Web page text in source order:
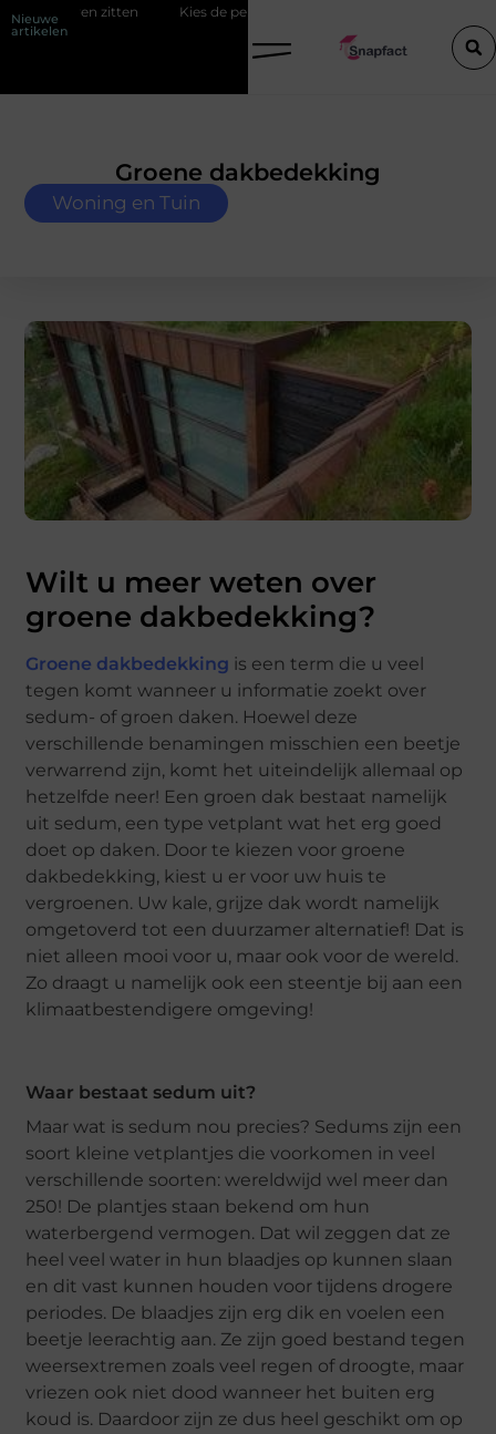
Nieuwe
artikelen
Kies de perfecte tussenjas voor heren
Groene dakbedekking
Woning en Tuin
Wilt u meer weten over
groene dakbedekking?
Groene dakbedekking is een term die u veel
tegen komt wanneer u informatie zoekt over
sedum- of groen daken. Hoewel deze
verschillende benamingen misschien een beetje
verwarrend zijn, komt het uiteindelijk allemaal op
hetzelfde neer! Een groen dak bestaat namelijk
uit sedum, een type vetplant wat het erg goed
doet op daken. Door te kiezen voor groene
dakbedekking, kiest u er voor uw huis te
vergroenen. Uw kale, grijze dak wordt namelijk
omgetoverd tot een duurzamer alternatief! Dat is
niet alleen mooi voor u, maar ook voor de wereld.
Zo draagt u namelijk ook een steentje bij aan een
klimaatbestendigere omgeving!
Waar bestaat sedum uit?
Maar wat is sedum nou precies? Sedums zijn een
soort kleine vetplantjes die voorkomen in veel
verschillende soorten: wereldwijd wel meer dan
250! De plantjes staan bekend om hun
waterbergend vermogen. Dat wil zeggen dat ze
heel veel water in hun blaadjes op kunnen slaan
en dit vast kunnen houden voor tijdens drogere
periodes. De blaadjes zijn erg dik en voelen een
beetje leerachtig aan. Ze zijn goed bestand tegen
weersextremen zoals veel regen of droogte, maar
vriezen ook niet dood wanneer het buiten erg
koud is. Daardoor zijn ze dus heel geschikt om op